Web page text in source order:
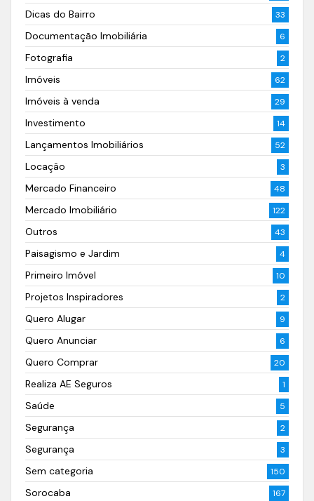
Dicas do Bairro 33
Documentação Imobiliária 6
Fotografia 2
Imóveis 62
Imóveis à venda 29
Investimento 14
Lançamentos Imobiliários 52
Locação 3
Mercado Financeiro 48
Mercado Imobiliário 122
Outros 43
Paisagismo e Jardim 4
Primeiro Imóvel 10
Projetos Inspiradores 2
Quero Alugar 9
Quero Anunciar 6
Quero Comprar 20
Realiza AE Seguros 1
Saúde 5
Segurança 2
Segurança 3
Sem categoria 150
Sorocaba 167